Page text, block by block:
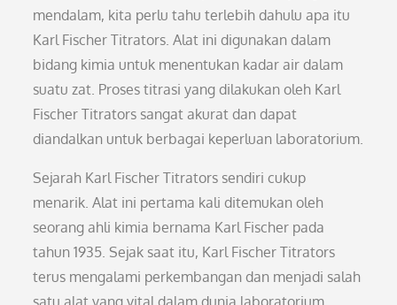
mendalam, kita perlu tahu terlebih dahulu apa itu
Karl Fischer Titrators. Alat ini digunakan dalam
bidang kimia untuk menentukan kadar air dalam
suatu zat. Proses titrasi yang dilakukan oleh Karl
Fischer Titrators sangat akurat dan dapat
diandalkan untuk berbagai keperluan laboratorium.
Sejarah Karl Fischer Titrators sendiri cukup
menarik. Alat ini pertama kali ditemukan oleh
seorang ahli kimia bernama Karl Fischer pada
tahun 1935. Sejak saat itu, Karl Fischer Titrators
terus mengalami perkembangan dan menjadi salah
satu alat yang vital dalam dunia laboratorium.